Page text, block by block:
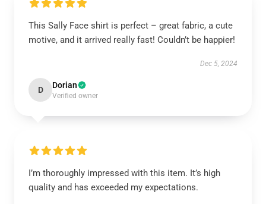
This Sally Face shirt is perfect – great fabric, a cute
motive, and it arrived really fast! Couldn’t be happier!
Dec 5, 2024
D Dorian
Verified owner
I’m thoroughly impressed with this item. It’s high
quality and has exceeded my expectations.